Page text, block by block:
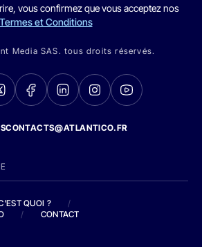
vous confirmez que vous acceptez nos
Termes et Conditions
Media SAS. tous droits réservés.
QUOI ?
/
/ CONTACT